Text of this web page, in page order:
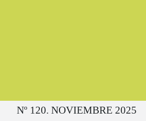
Ruta del sitio
Nº 120. NOVIEMBRE 2025